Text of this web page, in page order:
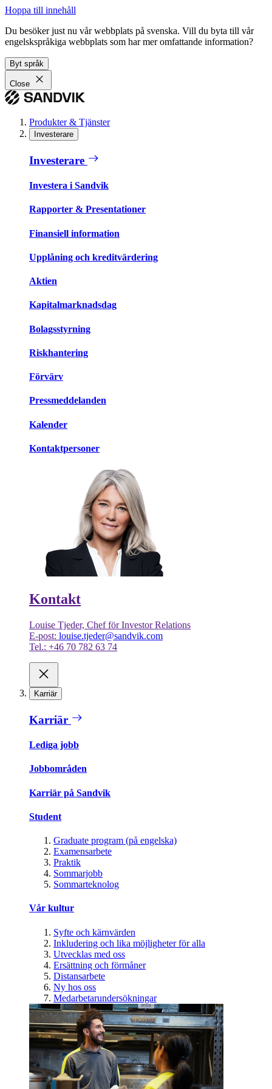
Hoppa till innehåll
Du besöker just nu vår webbplats på svenska. Vill du byta till vår
engelskspråkiga webbplats som har mer omfattande information?
Byt språk
Close
Produkter & Tjänster
Investerare
Investerare
Investera i Sandvik
Rapporter & Presentationer
Finansiell information
Upplåning och kreditvärdering
Aktien
Kapitalmarknadsdag
Bolagsstyrning
Riskhantering
Förvärv
Pressmeddelanden
Kalender
Kontaktpersoner
Kontakt
Louise Tjeder, Chef för Investor Relations
E-post: louise.tjeder@sandvik.com
Tel.: +46 70 782 63 74
Karriär
Karriär
Lediga jobb
Jobbområden
Karriär på Sandvik
Student
Graduate program (på engelska)
Examensarbete
Praktik
Sommarjobb
Sommarteknolog
Vår kultur
Syfte och kärnvärden
Inkludering och lika möjligheter för alla
Utvecklas med oss
Ersättning och förmåner
Distansarbete
Ny hos oss
Medarbetarundersökningar